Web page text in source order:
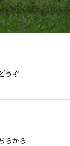
うぞ
らから